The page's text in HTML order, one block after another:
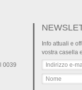
0039
Info attuali e
vostra casella